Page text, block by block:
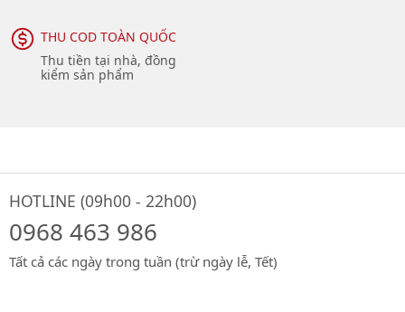
THU COD TOÀN QUỐC
Thu tiền tại nhà, đồng
kiểm sản phẩm
HOTLINE (09h00 - 22h00)
0968 463 986
Tất cả các ngày trong tuần (trừ ngày lễ, Tết)